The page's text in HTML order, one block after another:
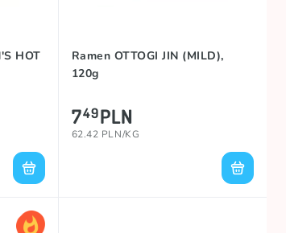
HOT
Ramen OTTOGI JIN (MILD),
120g
749PLN
62.42 PLN/KG